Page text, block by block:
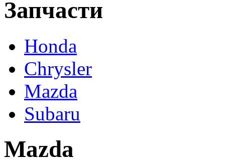
Запчасти
Honda
Chrysler
Mazda
Subaru
Mazda